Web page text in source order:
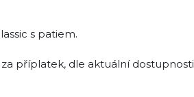
s patiem.
příplatek, dle aktuální dostupnosti